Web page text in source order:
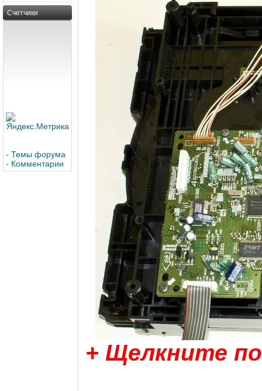
Счетчики
- Темы форума
- Комментарии
+ Щелкните